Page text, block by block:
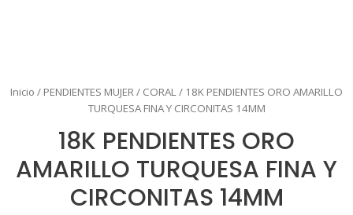
Inicio / PENDIENTES MUJER / CORAL / 18K PENDIENTES ORO AMARILLO
TURQUESA FINA Y CIRCONITAS 14MM
18K PENDIENTES ORO
AMARILLO TURQUESA FINA Y
CIRCONITAS 14MM